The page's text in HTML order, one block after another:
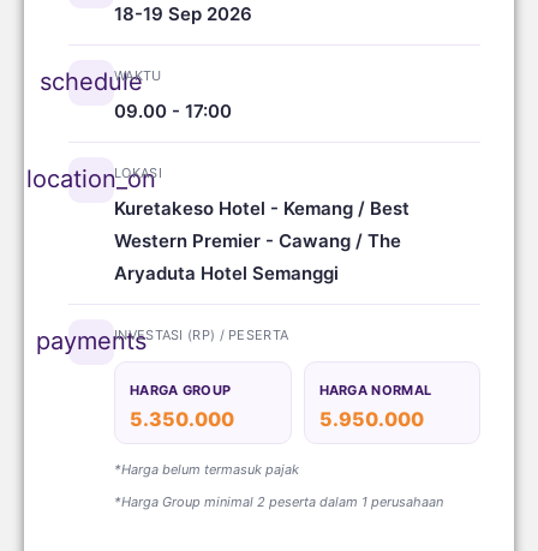
18-19 Sep 2026
schedule
WAKTU
09.00 - 17:00
location_on
LOKASI
Kuretakeso Hotel - Kemang / Best
Western Premier - Cawang / The
Aryaduta Hotel Semanggi
paymentsINVESTASI (RP) / PESERTA
HARGA GROUP
5.350.000
HARGA NORMAL
5.950.000
*Harga belum termasuk pajak
*Harga Group minimal 2 peserta dalam 1 perusahaan